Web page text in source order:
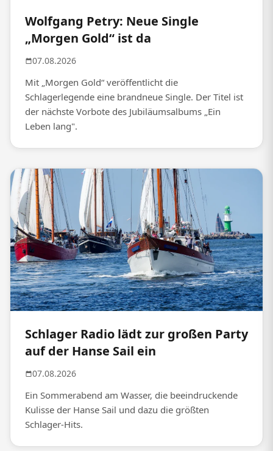
Wolfgang Petry: Neue Single
„Morgen Gold“ ist da
07.08.2026
Mit „Morgen Gold“ veröffentlicht die
Schlagerlegende eine brandneue Single. Der Titel ist
der nächste Vorbote des Jubiläumsalbums „Ein
Leben lang".
Schlager Radio lädt zur großen Party
auf der Hanse Sail ein
07.08.2026
Ein Sommerabend am Wasser, die beeindruckende
Kulisse der Hanse Sail und dazu die größten
Schlager-Hits.